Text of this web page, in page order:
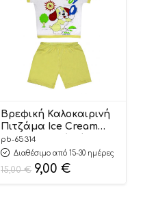
Βρεφική Καλοκαιρινή
Πιτζάμα Ice Cream
Unisex Λευκό-Κίτρινο,
Ψιλή Πλέξη
Υφάσματος,
Βαμβακερή 100% –
pb-65314
Διαθέσιμο από 15-30 ημέρες
15,00€ 9,00 €